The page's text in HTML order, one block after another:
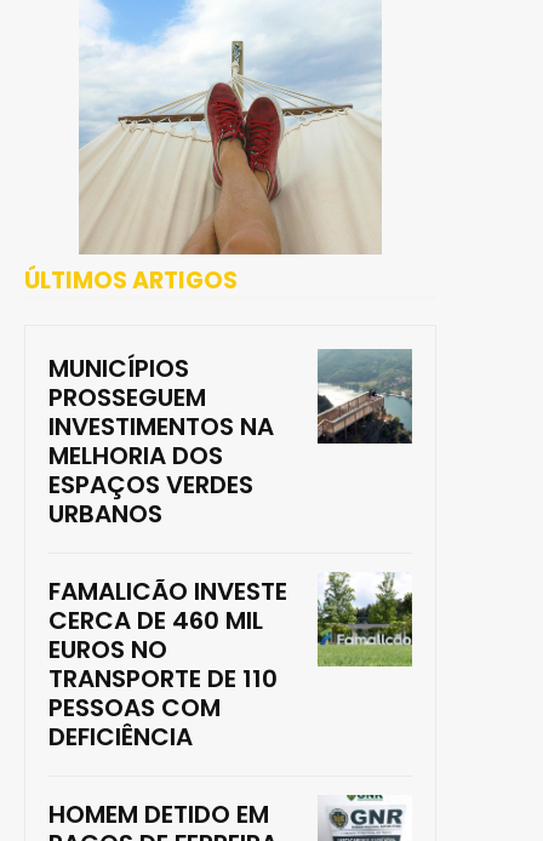
ÚLTIMOS ARTIGOS
MUNICÍPIOS
PROSSEGUEM
INVESTIMENTOS NA
MELHORIA DOS
ESPAÇOS VERDES
URBANOS
FAMALICÃO INVESTE
CERCA DE 460 MIL
EUROS NO
TRANSPORTE DE 110
PESSOAS COM
DEFICIÊNCIA
HOMEM DETIDO EM